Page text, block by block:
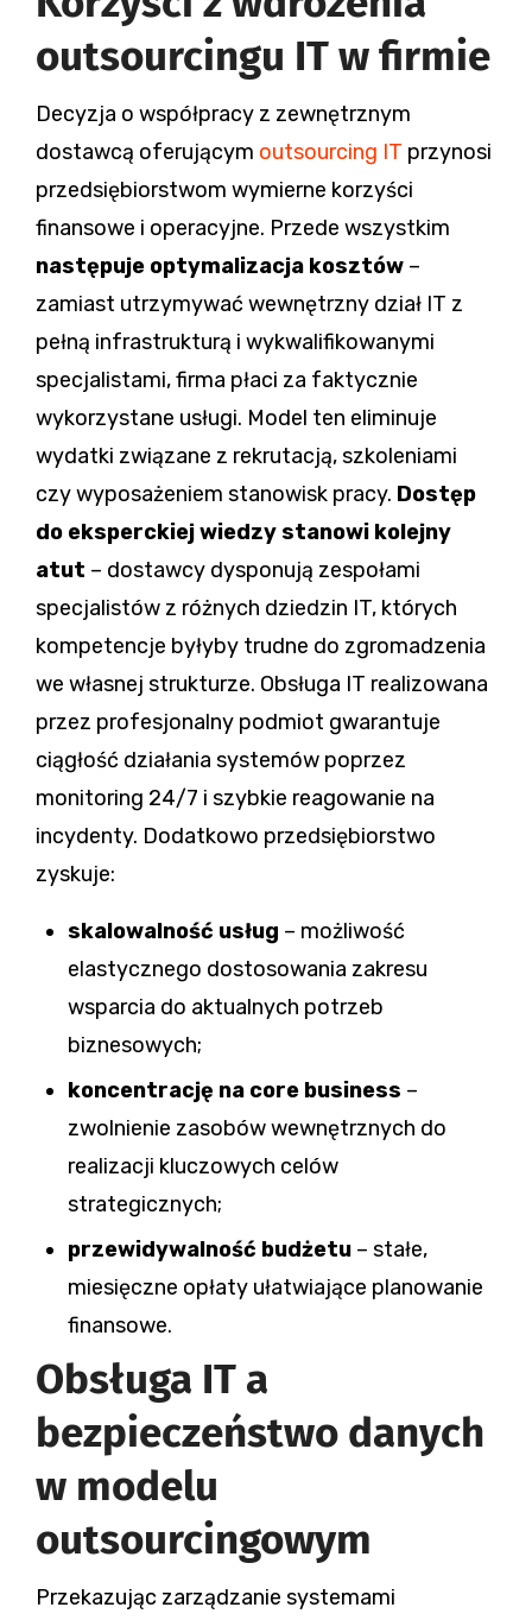
outsourcingu IT w firmie
Decyzja o współpracy z zewnętrznym
dostawcą oferującym outsourcing IT przynosi
przedsiębiorstwom wymierne korzyści
finansowe i operacyjne. Przede wszystkim
następuje optymalizacja kosztów –
zamiast utrzymywać wewnętrzny dział IT z
pełną infrastrukturą i wykwalifikowanymi
specjalistami, firma płaci za faktycznie
wykorzystane usługi. Model ten eliminuje
wydatki związane z rekrutacją, szkoleniami
czy wyposażeniem stanowisk pracy. Dostęp
do eksperckiej wiedzy stanowi kolejny
atut – dostawcy dysponują zespołami
specjalistów z różnych dziedzin IT, których
kompetencje byłyby trudne do zgromadzenia
we własnej strukturze. Obsługa IT realizowana
przez profesjonalny podmiot gwarantuje
ciągłość działania systemów poprzez
monitoring 24/7 i szybkie reagowanie na
incydenty. Dodatkowo przedsiębiorstwo
zyskuje:
skalowalność usług – możliwość
elastycznego dostosowania zakresu
wsparcia do aktualnych potrzeb
biznesowych;
koncentrację na core business –
zwolnienie zasobów wewnętrznych do
realizacji kluczowych celów
strategicznych;
przewidywalność budżetu – stałe,
miesięczne opłaty ułatwiające planowanie
finansowe.
Obsługa IT a
bezpieczeństwo danych
w modelu
outsourcingowym
Przekazując zarządzanie systemami